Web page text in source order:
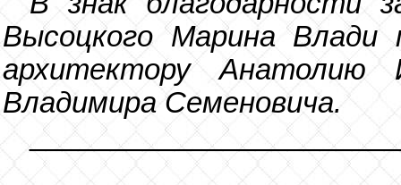
Высоцкого Марина Влади
архитектору Анатолию
Владимира Семеновича.